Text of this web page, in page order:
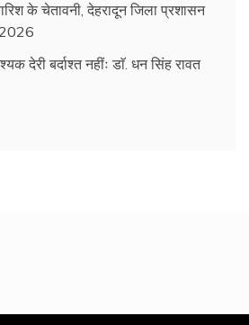
के चेतावनी, देहरादून जिला प्रशासन
देरी बर्दाश्त नहींः डाॅ. धन सिंह रावत